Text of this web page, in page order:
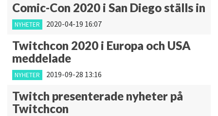
Comic-Con 2020 i San Diego ställs in
NYHETER 2020-04-19 16:07
Twitchcon 2020 i Europa och USA
meddelade
NYHETER 2019-09-28 13:16
Twitch presenterade nyheter på
Twitchcon